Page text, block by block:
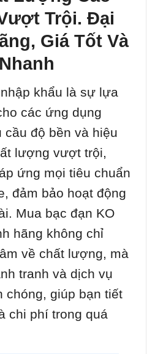
Trội. Đại
Giá Tốt Và
khẩu là sự lựa
các ứng dụng
cầu độ bền và hiệu
lượng vượt trội,
ứng mọi tiêu chuẩn
đảm bảo hoạt động
Mua bạc đạn KO
hãng không chỉ
về chất lượng, mà
tranh và dịch vụ
chóng, giúp bạn tiết
chi phí trong quá